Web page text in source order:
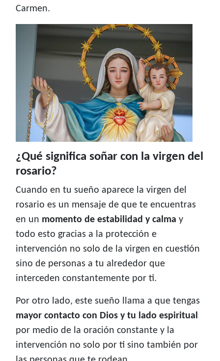
Carmen.
¿Qué significa soñar con la virgen del
rosario?
Cuando en tu sueño aparece la virgen del
rosario es un mensaje de que te encuentras
en un momento de estabilidad y calma y
todo esto gracias a la protección e
intervención no solo de la virgen en cuestión
sino de personas a tu alrededor que
interceden constantemente por ti.
Por otro lado, este sueño llama a que tengas
mayor contacto con Dios y tu lado espiritual
por medio de la oración constante y la
intervención no solo por ti sino también por